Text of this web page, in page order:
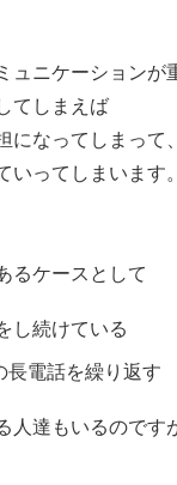
ュニケーションが
てしまえば
になってしまって、
いってしまいます。
るケースとして
し続けている
長電話を繰り返す
人達もいるのです